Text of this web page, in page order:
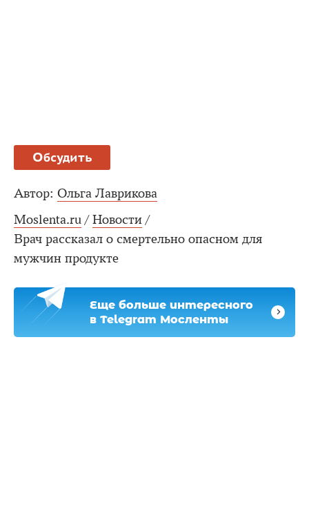
Обсудить
Автор: Ольга Лаврикова
Moslenta.ru / Новости /
Врач рассказал о смертельно опасном для
мужчин продукте
Еще больше интересного
в Telegram Мосленты